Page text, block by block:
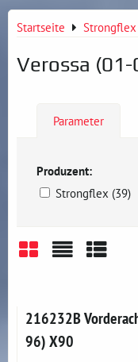
Startseite Strongflex
Verossa
Parameter
Produzent:
Strongflex (39)
216232B
96) X90